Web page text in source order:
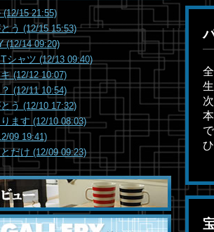
(12/15 21:55)
う (12/15 15:53)
(12/14 09:20)
シャツ (12/13 09:40)
(12/12 10:07)
(12/11 10:54)
う (12/10 17:32)
ます (12/10 08:03)
09 19:41)
だけ (12/09 09:23)